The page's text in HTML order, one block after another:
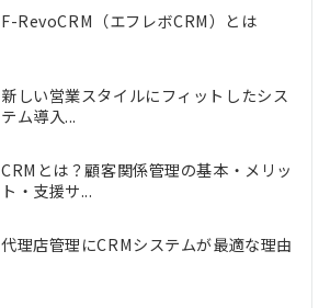
F-RevoCRM（エフレボCRM）とは
新しい営業スタイルにフィットしたシス
テム導入...
CRMとは？顧客関係管理の基本・メリッ
ト・支援サ...
代理店管理にCRMシステムが最適な理由